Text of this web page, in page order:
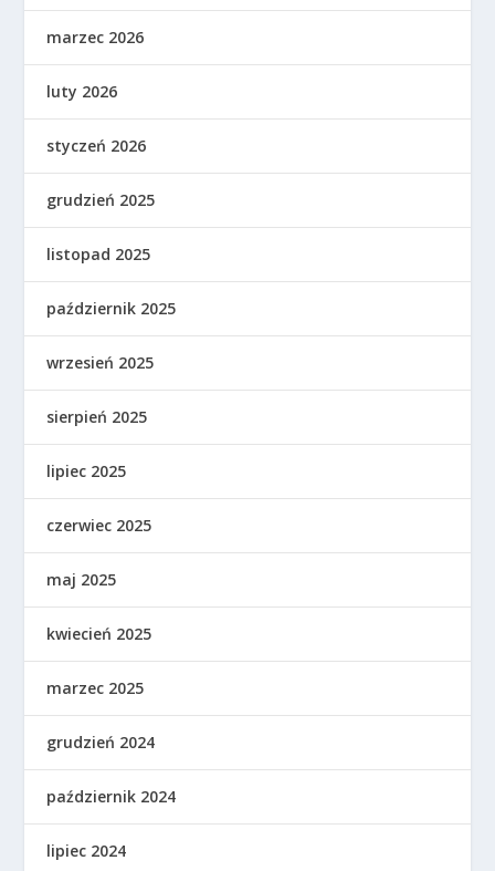
marzec 2026
luty 2026
styczeń 2026
grudzień 2025
listopad 2025
październik 2025
wrzesień 2025
sierpień 2025
lipiec 2025
czerwiec 2025
maj 2025
kwiecień 2025
marzec 2025
grudzień 2024
październik 2024
lipiec 2024